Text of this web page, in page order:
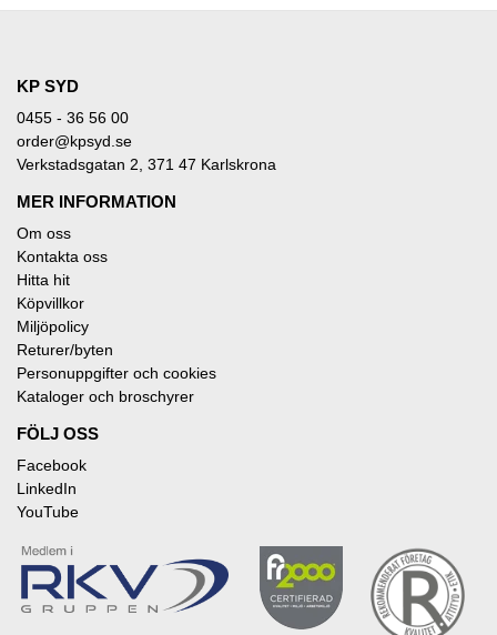
KP SYD
0455 - 36 56 00
order@kpsyd.se
Verkstadsgatan 2, 371 47 Karlskrona
MER INFORMATION
Om oss
Kontakta oss
Hitta hit
Köpvillkor
Miljöpolicy
Returer/byten
Personuppgifter och cookies
Kataloger och broschyrer
FÖLJ OSS
Facebook
LinkedIn
YouTube